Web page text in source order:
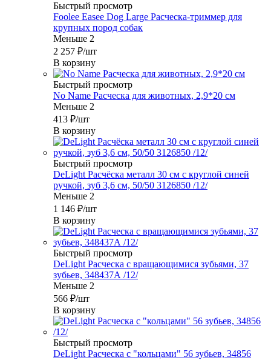
Быстрый просмотр
Foolee Easee Dog Large Расческа-триммер для
крупных пород собак
Меньше 2
2 257 ₽/шт
В корзину
Быстрый просмотр
No Name Расческа для животных, 2,9*20 см
Меньше 2
413 ₽/шт
В корзину
Быстрый просмотр
DeLight Расчёска металл 30 см с круглой синей
ручкой, зуб 3,6 см, 50/50 3126850 /12/
Меньше 2
1 146 ₽/шт
В корзину
Быстрый просмотр
DeLight Расческа c вращающимися зубьями, 37
зубьев, 348437А /12/
Меньше 2
566 ₽/шт
В корзину
Быстрый просмотр
DeLight Расческа с "кольцами" 56 зубьев, 34856